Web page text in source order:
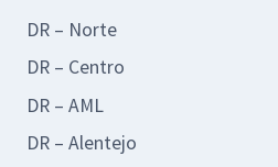
DR – Norte
DR – Centro
DR – AML
DR – Alentejo